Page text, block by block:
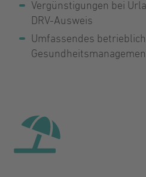
Vergünstigungen bei
DRV-Ausweis
Umfassendes